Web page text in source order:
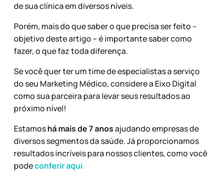
de sua clínica em diversos níveis.
Porém, mais do que saber o que precisa ser feito –
objetivo deste artigo – é importante saber como
fazer, o que faz toda diferença.
Se você quer ter um time de especialistas a serviço
do seu Marketing Médico, considere a Eixo Digital
como sua parceira para levar seus resultados ao
próximo nível!
Estamoshá mais de 7 anosajudando empresas de
diversos segmentos da saúde. Já proporcionamos
resultados incríveis para nossos clientes, como você
podeconferir aqui.